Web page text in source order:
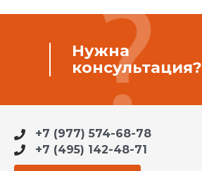
Нужна
консультация?
+7 (977) 574-68-78
+7 (495) 142-48-71